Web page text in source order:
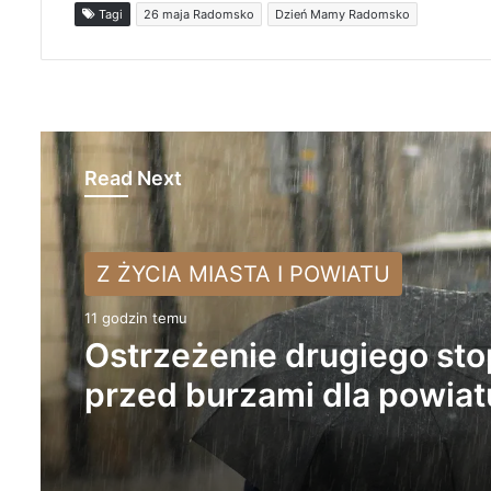
Tagi 26 maja Radomsko Dzień Mamy Radomsko
Read Next
Z ŻYCIA MIASTA I POWIATU
11 godzin temu
Ostrzeżenie drugiego
przed burzami dla powiatu
NA SYGNALE
1 dzień temu
Tragiczny wypadek w